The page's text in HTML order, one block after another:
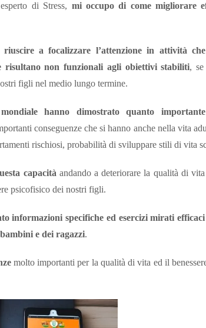
di Stress, mi occupo di come migliorare
a focalizzare l’attenzione in attività
non funzionali agli obiettivi stabiliti,
figli nel medio lungo termine.
hanno dimostrato quanto
conseguenze che si hanno anche nella vita
rischiosi, probabilità di sviluppare stili di vita
capacitàandando a deteriorare la qualità di
psicofisico dei nostri figli.
informazioni specifiche ed esercizi mirati
e dei ragazzi.
molto importanti per la qualità di vita ed il